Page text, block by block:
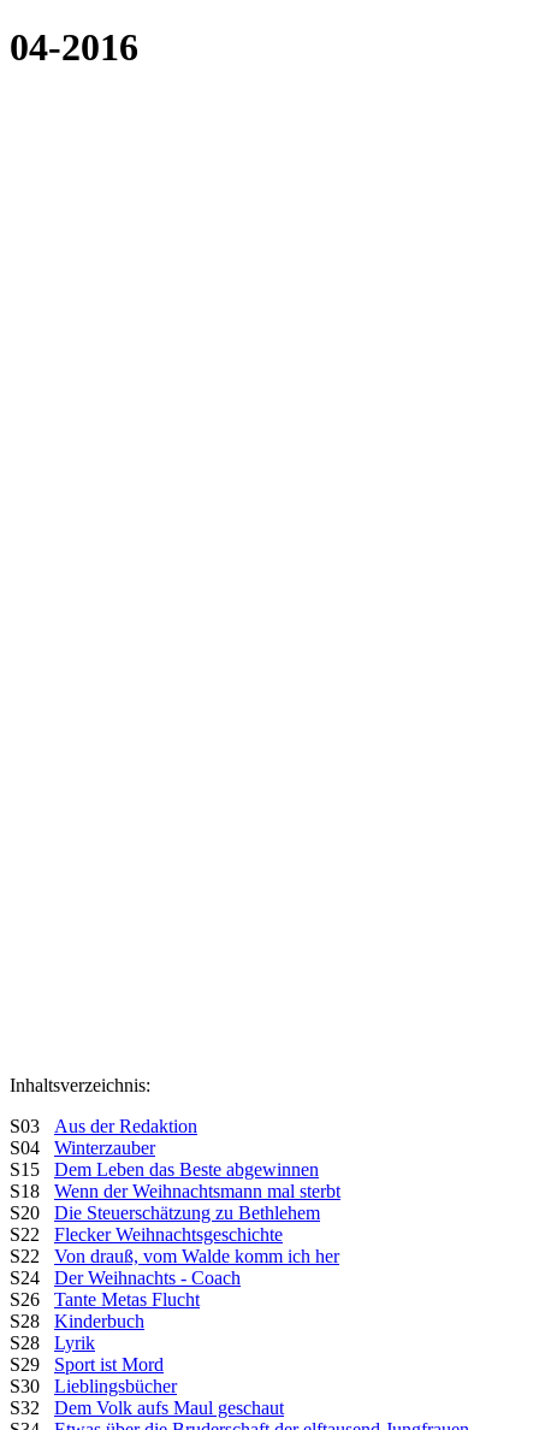
04-2016
Inhaltsverzeichnis:
S03 Aus der Redaktion
S04 Winterzauber
S15 Dem Leben das Beste abgewinnen
S18 Wenn der Weihnachtsmann mal sterbt
S20 Die Steuerschätzung zu Bethlehem
S22 Flecker Weihnachtsgeschichte
S22 Von drauß, vom Walde komm ich her
S24 Der Weihnachts - Coach
S26 Tante Metas Flucht
S28 Kinderbuch
S28 Lyrik
S29 Sport ist Mord
S30 Lieblingsbücher
S32 Dem Volk aufs Maul geschaut